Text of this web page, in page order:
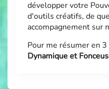
développer votre
d'outils créatifs, de
accompagnement sur
Pour me résumer en
Dynamique et